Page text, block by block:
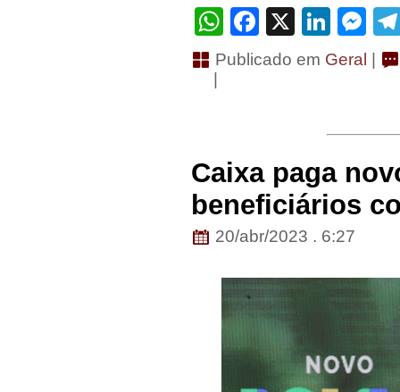
WhatsApp
Facebook
X
Publicado em Geral |
Caixa paga
beneficiários
20/abr/2023 . 6:27